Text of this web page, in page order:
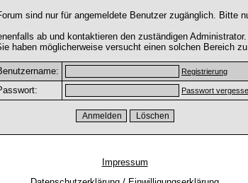
sind nur für angemeldete Benutzer zugänglich. Bitte
ab und kontaktieren den zuständigen Administrator.
haben möglicherweise versucht einen solchen Bereich
Registrierung
Passwort
Impressum